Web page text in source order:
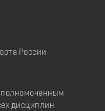
России
дисциплин